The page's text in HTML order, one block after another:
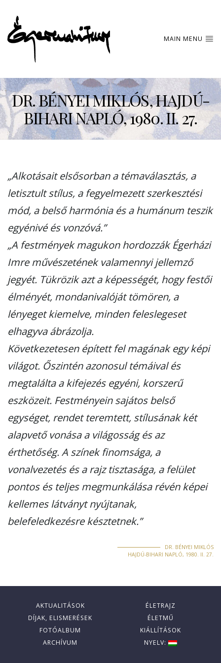
MAIN MENU
DR. BÉNYEI MIKLÓS, HAJDÚ-
BIHARI NAPLÓ, 1980. II. 27.
„Alkotásait elsősorban a témaválasztás, a
letisztult stílus, a fegyelmezett szerkesztési
mód, a belső harmónia és a humánum teszik
egyénivé és vonzóvá.”
„A festmények magukon hordozzák Égerházi
Imre művészetének valamennyi jellemző
jegyét. Tükrözik azt a képességét, hogy festői
élményét, mondanivalóját tömören, a
lényeget kiemelve, minden feleslegeset
elhagyva ábrázolja.
Következetesen épített fel magának egy képi
világot. Őszintén azonosul témáival és
megtalálta a kifejezés egyéni, korszerű
eszközeit. Festményein sajátos belső
egységet, rendet teremtett, stílusának két
alapvető vonása a világosság és az
érthetőség. A színek finomsága, a
vonalvezetés és a rajz tisztasága, a felület
pontos és teljes megmunkálása révén képei
kellemes látványt nyújtanak,
belefeledkezésre késztetnek.”
DR. BÉNYEI MIKLÓS
HAJDÚ-BIHARI NAPLÓ, 1980. II. 27.
AKTUALITÁSOK
ÉLETRAJZ
DÍJAK, ELISMERÉSEK
ÉLETMŰ
FOTÓALBUM
KIÁLLÍTÁSOK
ARCHÍVUM
NYELV: